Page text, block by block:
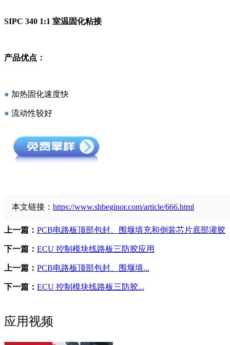
SIPC 340 1:1 室温固化粘接
产品优点：
● 加热固化速度快
● 流动性较好
本文链接： https://www.shbeginor.com/article/666.html
上一篇： PCB电路板顶部包封、围堰填充和倒装芯片底部灌胶
下一篇： ECU 控制模块线路板三防胶应用
上一篇： PCB电路板顶部包封、围堰填...
下一篇： ECU 控制模块线路板三防胶...
应用视频